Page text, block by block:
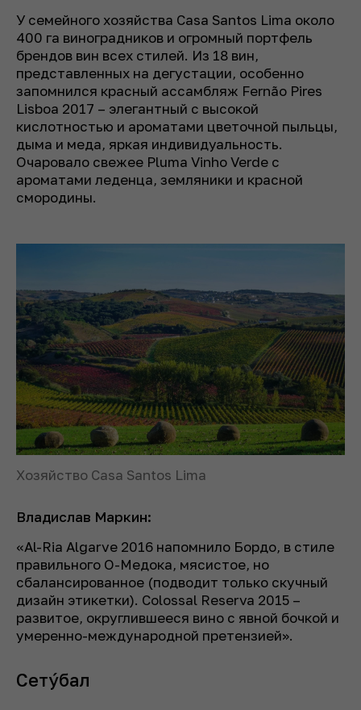
У семейного хозяйства Casa Santos Lima около
400 га виноградников и огромный портфель
брендов вин всех стилей. Из 18 вин,
представленных на дегустации, особенно
запомнился красный ассамбляж Fernão Pires
Lisboa 2017 – элегантный с высокой
кислотностью и ароматами цветочной пыльцы,
дыма и меда, яркая индивидуальность.
Очаровало свежее Pluma Vinho Verde с
ароматами леденца, земляники и красной
смородины.
Хозяйство Casa Santos Lima
Владислав Маркин:
«Al-Ria Algarve 2016 напомнило Бордо, в стиле
правильного О-Медока, мясистое, но
сбалансированное (подводит только скучный
дизайн этикетки). Colossal Reserva 2015 –
развитое, округлившееся вино с явной бочкой и
умеренно-международной претензией».
Сетýбал